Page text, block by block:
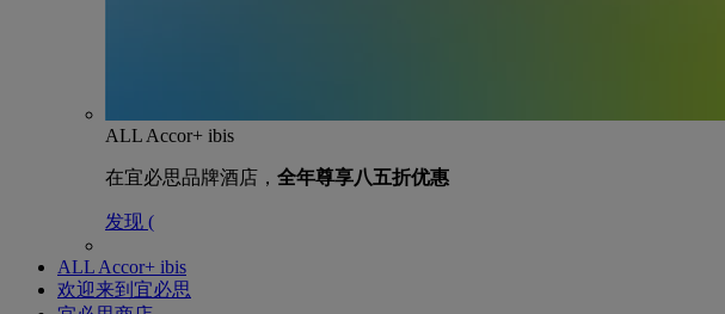
ALL Accor+ ibis
在宜必思品牌酒店， 全年尊享八五折优惠
发现 (
ALL Accor+ ibis
欢迎来到宜必思